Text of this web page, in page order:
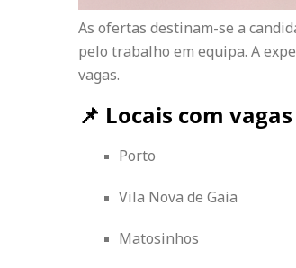
As ofertas destinam-se a
pelo trabalho em equipa. A
vagas.
📌 Locais com
Porto
Vila Nova de Gaia
Matosinhos